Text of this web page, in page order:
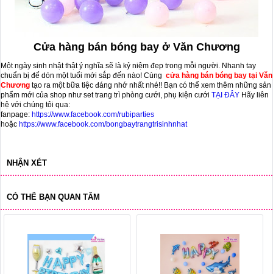
Cửa hàng bán bóng bay ở Văn Chương
Một ngày sinh nhật thật ý nghĩa sẽ là kỷ niệm đẹp trong mỗi người. Nhanh tay
chuẩn bị để dón một tuổi mới sắp đến nào! Cùng cửa hàng bán bóng bay tại Văn
Chương tạo ra một bữa tiệc đáng nhớ nhất nhé!! Bạn có thể xem thêm những sản
phẩm mới của shop như set trang trì phòng cưới, phụ kiện cưới TẠI ĐÂY Hãy liên
hệ với chúng tôi qua:
fanpage: https://www.facebook.com/rubiparties
hoặc https://www.facebook.com/bongbaytrangtrisinhnhat
NHẬN XÉT
CÓ THỂ BẠN QUAN TÂM